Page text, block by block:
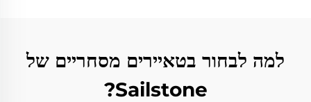
למה לבחור בטאיירים מסחריים של
Sailstone?